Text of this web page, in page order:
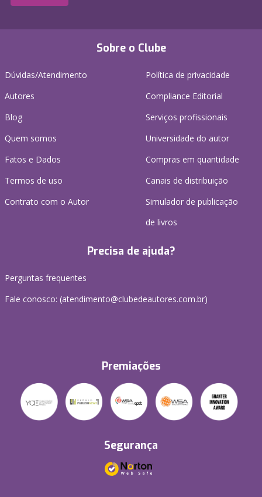
Sobre o Clube
Dúvidas/Atendimento
Autores
Blog
Quem somos
Fatos e Dados
Termos de uso
Contrato com o Autor
Política de privacidade
Compliance Editorial
Serviços profissionais
Universidade do autor
Compras em quantidade
Canais de distribuição
Simulador de publicação
de livros
Precisa de ajuda?
Perguntas frequentes
Fale conosco: (atendimento@clubedeautores.com.br)
Premiações
Segurança